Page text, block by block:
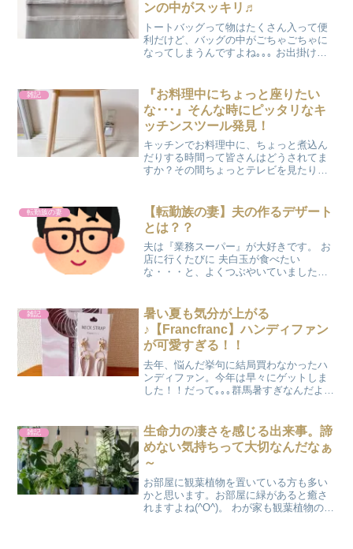
ンの中がスッキリ♬
トートバッグって物はたくさん入って便
利だけど、バッグの中がごちゃごちゃに
なってしまうんですよね｡｡｡ お出掛けす
鍵。 ちょっとしたお買い物だとバッグの
中にどんどん入れちゃう...
雑記
『お料理中にちょっと座りたい
な･･･』そんな時にピッタリなキ
ッチンスツール発見！
キッチンでお料理中に、ちょっと煮込ん
だりする時間って皆さんはどうされてま
すか？その間ちょっとテレビを見たりス
を忘れて煮込みすぎたり、最悪焦がして
しまったり…年を重ねる...
転勤族の妻
【転勤族の妻】夫の作るデザート
とは？？
夫は『業務スーパー』が大好きです。 お
店に行くたびに 夫白玉が食べたい
な・・・と、よくつぶやいていましたが
をしたようです。 白玉とあんこを買って
きて、白玉ぜんざいを作る...
雑記
暑い夏も気分が上がる
♪【Francfranc】ハンディファン
が可愛すぎる！！
去年、悩んだ挙句に結局買わなかったハ
ンディファン。今年は早々にゲットしま
した！！だって｡｡｡群馬暑すぎなんだよ
んな種類があるんですよね。じつは今年
購入を考えていたのは...
雑記
生命力の凄さを感じる出来事。諦
めない気持ちって大切なんだなぁ
～
お部屋に観葉植物を置いている方も多い
かと思います。お部屋に緑があると癒さ
れますよね(^O^)。 わが家も観葉植物の